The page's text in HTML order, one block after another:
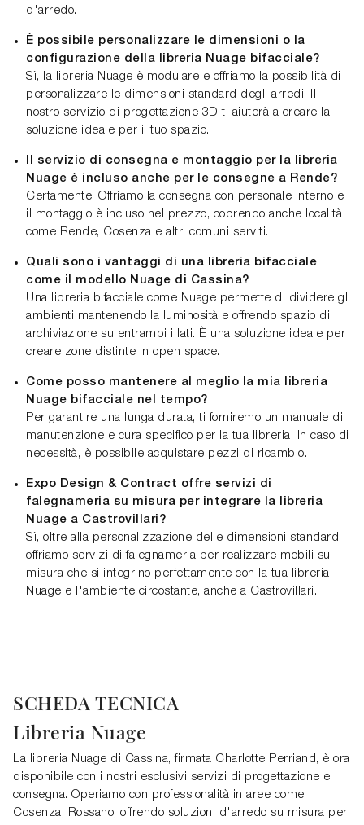
d'arredo.
È possibile personalizzare le dimensioni o la
configurazione della libreria Nuage bifacciale?
Sì, la libreria Nuage è modulare e offriamo la possibilità di
personalizzare le dimensioni standard degli arredi. Il
nostro servizio di progettazione 3D ti aiuterà a creare la
soluzione ideale per il tuo spazio.
Il servizio di consegna e montaggio per la libreria
Nuage è incluso anche per le consegne a Rende?
Certamente. Offriamo la consegna con personale interno e
il montaggio è incluso nel prezzo, coprendo anche località
come Rende, Cosenza e altri comuni serviti.
Quali sono i vantaggi di una libreria bifacciale
come il modello Nuage di Cassina?
Una libreria bifacciale come Nuage permette di dividere gli
ambienti mantenendo la luminosità e offrendo spazio di
archiviazione su entrambi i lati. È una soluzione ideale per
creare zone distinte in open space.
Come posso mantenere al meglio la mia libreria
Nuage bifacciale nel tempo?
Per garantire una lunga durata, ti forniremo un manuale di
manutenzione e cura specifico per la tua libreria. In caso di
necessità, è possibile acquistare pezzi di ricambio.
Expo Design & Contract offre servizi di
falegnameria su misura per integrare la libreria
Nuage a Castrovillari?
Sì, oltre alla personalizzazione delle dimensioni standard,
offriamo servizi di falegnameria per realizzare mobili su
misura che si integrino perfettamente con la tua libreria
Nuage e l'ambiente circostante, anche a Castrovillari.
SCHEDA TECNICA
Libreria Nuage
La libreria Nuage di Cassina, firmata Charlotte Perriand, è ora
disponibile con i nostri esclusivi servizi di progettazione e
consegna. Operiamo con professionalità in aree come
Cosenza, Rossano, offrendo soluzioni d'arredo su misura per